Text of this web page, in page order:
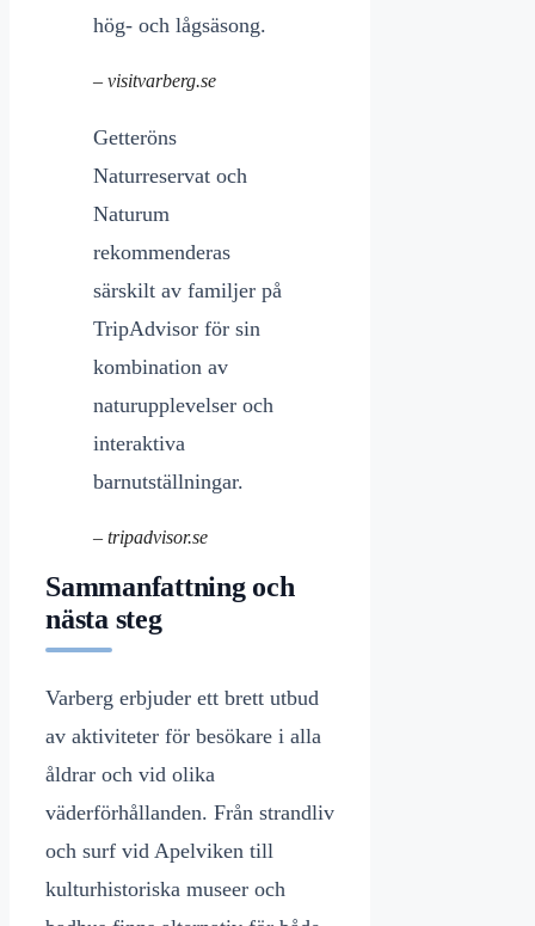
hög- och lågsäsong.
– visitvarberg.se
Getteröns
Naturreservat och
Naturum
rekommenderas
särskilt av familjer på
TripAdvisor för sin
kombination av
naturupplevelser och
interaktiva
barnutställningar.
– tripadvisor.se
Sammanfattning och
nästa steg
Varberg erbjuder ett brett utbud
av aktiviteter för besökare i alla
åldrar och vid olika
väderförhållanden. Från strandliv
och surf vid Apelviken till
kulturhistoriska museer och